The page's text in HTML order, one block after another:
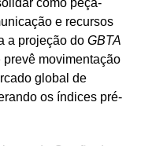
“a assinatura
importante para as
de estandes e,
que atuam na
Acreditamos
valorização das
como peça-
e recursos
a projeção do GBTA
prevê movimentação
global de
os índices pré-